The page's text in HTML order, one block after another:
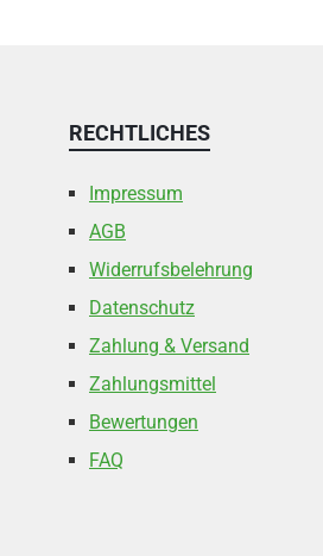
RECHTLICHES
Impressum
AGB
Widerrufsbelehrung
Datenschutz
Zahlung & Versand
Zahlungsmittel
Bewertungen
FAQ